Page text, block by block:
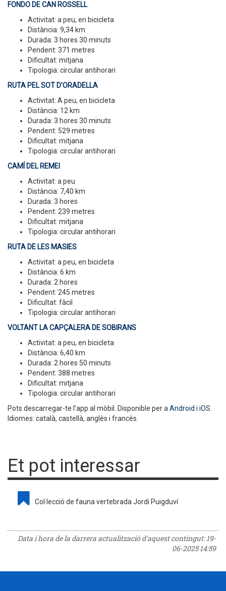
FONDO DE CAN ROSSELL
Activitat: a peu, en bicicleta
Distància: 9,34 km
Durada: 3 hores 30 minuts
Pendent: 371 metres
Dificultat: mitjana
Tipologia: circular antihorari
RUTA PEL SOT D’ORADELLA
Activitat: A peu, en bicicleta
Distància: 12 km
Durada: 3 hores 30 minuts
Pendent: 529 metres
Dificultat: mitjana
Tipologia: circular antihorari
CAMÍ DEL REMEI
Activitat: a peu
Distància: 7,40 km
Durada: 3 hores
Pendent: 239 metres
Dificultat: mitjana
Tipologia: circular antihorari
RUTA DE LES MASIES
Activitat: a peu, en bicicleta
Distància: 6 km
Durada: 2 hores
Pendent: 245 metres
Dificultat: fàcil
Tipologia: circular antihorari
VOLTANT LA CAPÇALERA DE SOBIRANS
Activitat: a peu, en bicicleta
Distància: 6,40 km
Durada: 2 hores 50 minuts
Pendent: 388 metres
Dificultat: mitjana
Tipologia: circular antihorari
Pots descarregar-te l’app al mòbil. Disponible per a Android i iOS
Idiomes: català, castellà, anglès i francès.
Et pot interessar
Col·lecció de fauna vertebrada Jordi Puigduví
Data i hora de la darrera actualització d'aquest contingut:19-
06-2025 14:59